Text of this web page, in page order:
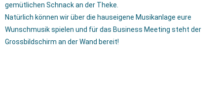
gemütlichen Schnack an der Theke.
Natürlich können wir über die hauseigene Musikanlage eure
Wunschmusik spielen und für das Business Meeting steht der
Grossbildschirm an der Wand bereit!